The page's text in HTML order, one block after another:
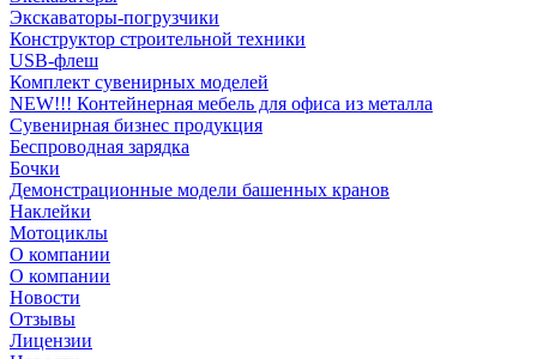
Экскаваторы-погрузчики
Конструктор строительной техники
USB-флеш
Комплект сувенирных моделей
NEW!!! Контейнерная мебель для офиса из металла
Сувенирная бизнес продукция
Беспроводная зарядка
Бочки
Демонстрационные модели башенных кранов
Наклейки
Мотоциклы
О компании
О компании
Новости
Отзывы
Лицензии